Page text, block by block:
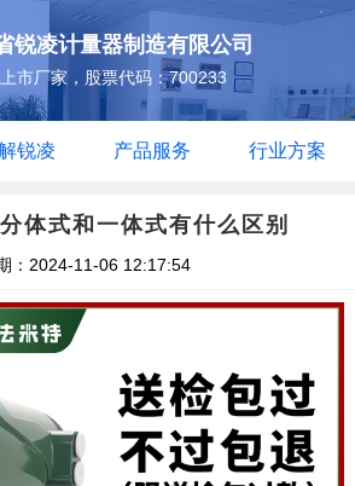
锐凌计量器制造有限公司
市厂家，股票代码：700233
锐凌 产品服务 行业方案
体式和一体式有什么区别
：2024-11-06 12:17:54